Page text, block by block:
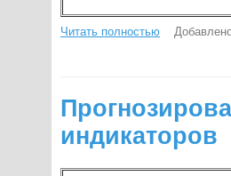
Читать полностью
индикаторов